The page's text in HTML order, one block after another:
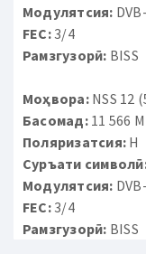
Модулятсия:
FEC:3/4
Рамзгузорӣ: BISS
Моҳвора:NSS 12
Басомад:11 566
Поляризатсия: H
Суръати
Модулятсия:
FEC:3/4
Рамзгузорӣ: BISS